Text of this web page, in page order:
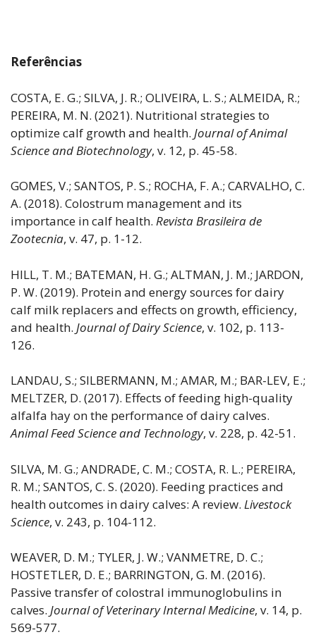
Referências
COSTA, E. G.; SILVA, J. R.; OLIVEIRA, L. S.; ALMEIDA, R.;
PEREIRA, M. N. (2021). Nutritional strategies to
optimize calf growth and health. Journal of Animal
Science and Biotechnology, v. 12, p. 45-58.
GOMES, V.; SANTOS, P. S.; ROCHA, F. A.; CARVALHO, C.
A. (2018). Colostrum management and its
importance in calf health. Revista Brasileira de
Zootecnia, v. 47, p. 1-12.
HILL, T. M.; BATEMAN, H. G.; ALTMAN, J. M.; JARDON,
P. W. (2019). Protein and energy sources for dairy
calf milk replacers and effects on growth, efficiency,
and health. Journal of Dairy Science, v. 102, p. 113-
126.
LANDAU, S.; SILBERMANN, M.; AMAR, M.; BAR-LEV, E.;
MELTZER, D. (2017). Effects of feeding high-quality
alfalfa hay on the performance of dairy calves.
Animal Feed Science and Technology, v. 228, p. 42-51.
SILVA, M. G.; ANDRADE, C. M.; COSTA, R. L.; PEREIRA,
R. M.; SANTOS, C. S. (2020). Feeding practices and
health outcomes in dairy calves: A review. Livestock
Science, v. 243, p. 104-112.
WEAVER, D. M.; TYLER, J. W.; VANMETRE, D. C.;
HOSTETLER, D. E.; BARRINGTON, G. M. (2016).
Passive transfer of colostral immunoglobulins in
calves. Journal of Veterinary Internal Medicine, v. 14, p.
569-577.